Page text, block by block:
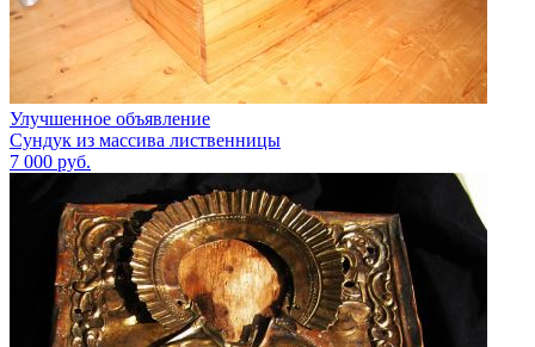
Улучшенное объявление
Сундук из массива лиственницы
7 000 руб.